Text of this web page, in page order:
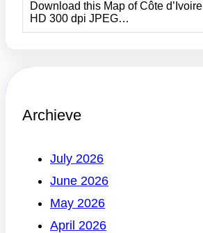
Download this Map of Côte d’Ivoire
HD 300 dpi JPEG…
Archieve
July 2026
June 2026
May 2026
April 2026